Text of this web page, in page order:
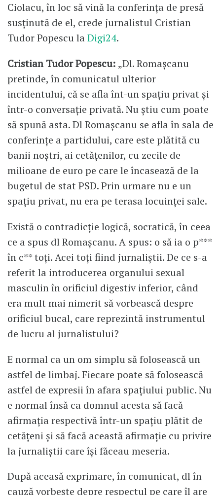
Ciolacu, în loc să vină la conferința de presă
susținută de el, crede jurnalistul Cristian
Tudor Popescu laDigi24.
Cristian Tudor Popescu: „Dl. Romașcanu
pretinde, în comunicatul ulterior
incidentului, că se afla înt-un spațiu privat și
într-o conversație privată. Nu știu cum poate
să spună asta. Dl Romașcanu se afla în sala de
conferințe a partidului, care este plătită cu
banii noștri, ai cetățenilor, cu zecile de
milioane de euro pe care le încasează de la
bugetul de stat PSD. Prin urmare nu e un
spațiu privat, nu era pe terasa locuinței sale.
Există o contradicție logică, socratică, în ceea
ce a spus dl Romașcanu. A spus: o să ia o p***
în c** toți. Acei toți fiind jurnaliștii. De ce s-a
referit la introducerea organului sexual
masculin în orificiul digestiv inferior, când
era mult mai nimerit să vorbească despre
orificiul bucal, care reprezintă instrumentul
de lucru al jurnalistului?
E normal ca un om simplu să folosească un
astfel de limbaj. Fiecare poate să folosească
astfel de expresii în afara spațiului public. Nu
e normal însă ca domnul acesta să facă
afirmația respectivă într-un spațiu plătit de
cetățeni și să facă această afirmație cu privire
la jurnaliștii care își făceau meseria.
După aceasă exprimare, în comunicat, dl în
cauză vorbește depre respectul pe care îl are